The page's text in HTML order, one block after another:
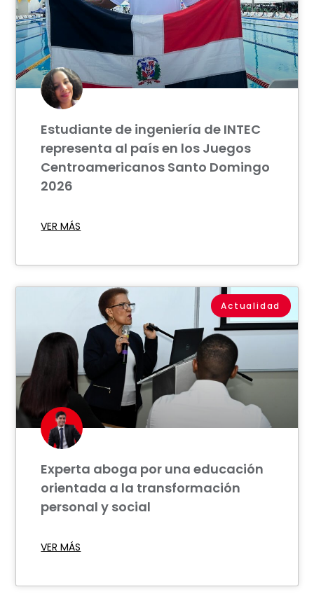
Estudiante de ingeniería de INTEC
representa al país en los Juegos
Centroamericanos Santo Domingo
2026
VER MÁS
Actualidad
Experta aboga por una educación
orientada a la transformación
personal y social
VER MÁS